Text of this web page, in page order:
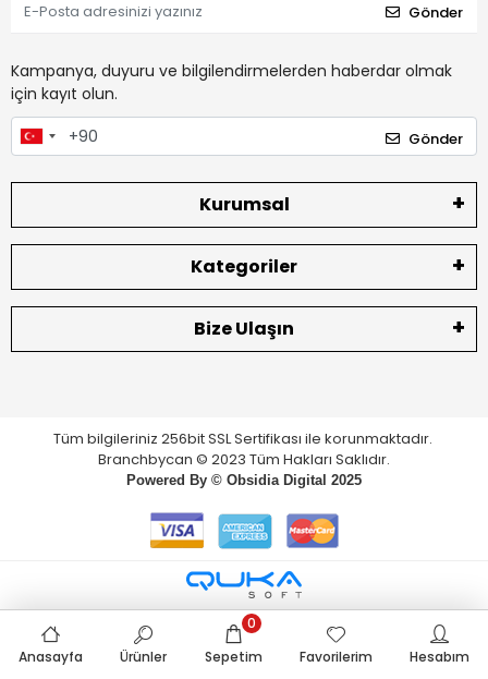
Gönder
Kampanya, duyuru ve bilgilendirmelerden haberdar olmak
için kayıt olun.
Gönder
Kurumsal
Kategoriler
Bize Ulaşın
Tüm bilgileriniz 256bit SSL Sertifikası ile korunmaktadır.
Branchbycan © 2023 Tüm Hakları Saklıdır.
Powered By © Obsidia Digital 2025
Anasayfa Ürünler Sepetim
0
Favorilerim
Hesabım